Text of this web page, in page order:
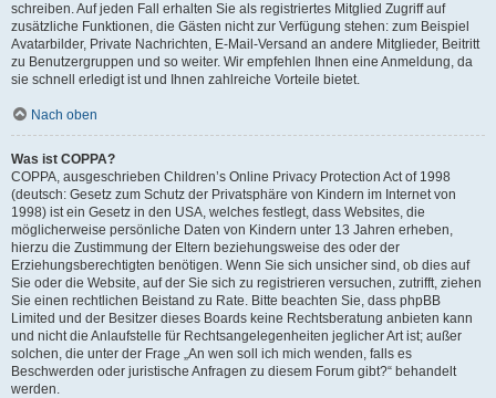
schreiben. Auf jeden Fall erhalten Sie als registriertes Mitglied Zugriff auf
zusätzliche Funktionen, die Gästen nicht zur Verfügung stehen: zum Beispiel
Avatarbilder, Private Nachrichten, E-Mail-Versand an andere Mitglieder, Beitritt
zu Benutzergruppen und so weiter. Wir empfehlen Ihnen eine Anmeldung, da
sie schnell erledigt ist und Ihnen zahlreiche Vorteile bietet.
Nach oben
Was ist COPPA?
COPPA, ausgeschrieben Children’s Online Privacy Protection Act of 1998
(deutsch: Gesetz zum Schutz der Privatsphäre von Kindern im Internet von
1998) ist ein Gesetz in den USA, welches festlegt, dass Websites, die
möglicherweise persönliche Daten von Kindern unter 13 Jahren erheben,
hierzu die Zustimmung der Eltern beziehungsweise des oder der
Erziehungsberechtigten benötigen. Wenn Sie sich unsicher sind, ob dies auf
Sie oder die Website, auf der Sie sich zu registrieren versuchen, zutrifft, ziehen
Sie einen rechtlichen Beistand zu Rate. Bitte beachten Sie, dass phpBB
Limited und der Besitzer dieses Boards keine Rechtsberatung anbieten kann
und nicht die Anlaufstelle für Rechtsangelegenheiten jeglicher Art ist; außer
solchen, die unter der Frage „An wen soll ich mich wenden, falls es
Beschwerden oder juristische Anfragen zu diesem Forum gibt?“ behandelt
werden.